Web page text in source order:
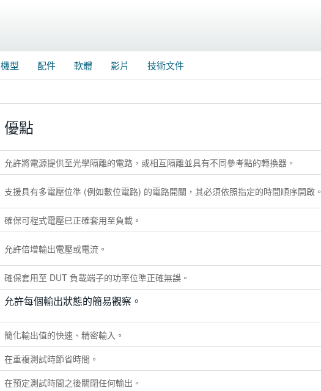
機型 配件 軟體 影片 技術文件
優點
允許將電源提供至光學隔離的電路，或相互隔離並具有不同參考點的轉換器。
支援具有多電壓位準 (例如數位電路) 的電路開關，其必須依照指定的時間順序開啟。
確保可程式電壓已正確套用至負載。
允許倍增輸出電壓或電流。
確保套用至 DUT 負載端子的功率位準正確無誤。
允許每個輸出狀態的簡易觀察。
簡化輸出值的快速、精密輸入。
在重複測試時節省時間。
在預定測試時間之後關閉任何輸出。